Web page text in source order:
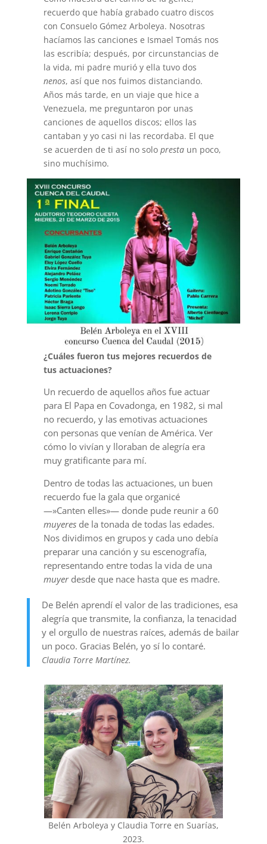
recuerdo que había grabado cuatro discos
con Consuelo Gómez Arboleya. Nosotras
hacíamos las canciones e Ismael Tomás nos
las escribía; después, por circunstancias de
la vida, mi padre murió y ella tuvo dos
nenos, así que nos fuimos distanciando.
Años más tarde, en un viaje que hice a
Venezuela, me preguntaron por unas
canciones de aquellos discos; ellos las
cantaban y yo casi ni las recordaba. El que
se acuerden de ti así no solo presta un poco,
sino muchísimo.
¿Cuáles fueron tus mejores recuerdos de
tus actuaciones?
Un recuerdo de aquellos años fue actuar
para El Papa en Covadonga, en 1982, si mal
no recuerdo, y las emotivas actuaciones
con personas que venían de América. Ver
cómo lo vivían y lloraban de alegría era
muy gratificante para mí.
Dentro de todas las actuaciones, un buen
recuerdo fue la gala que organicé
—»Canten elles»— donde pude reunir a 60
muyeres de la tonada de todas las edades.
Nos dividimos en grupos y cada uno debía
preparar una canción y su escenografía,
representando entre todas la vida de una
muyerdesde que nace hasta que es madre.
De Belén aprendí el valor de las tradiciones, esa
alegría que transmite, la confianza, la tenacidad
y el orgullo de nuestras raíces, además de bailar
un poco. Gracias Belén, yo sí lo contaré.
Claudia Torre Martínez.
Belén Arboleya y Claudia Torre en Suarías,
2023.